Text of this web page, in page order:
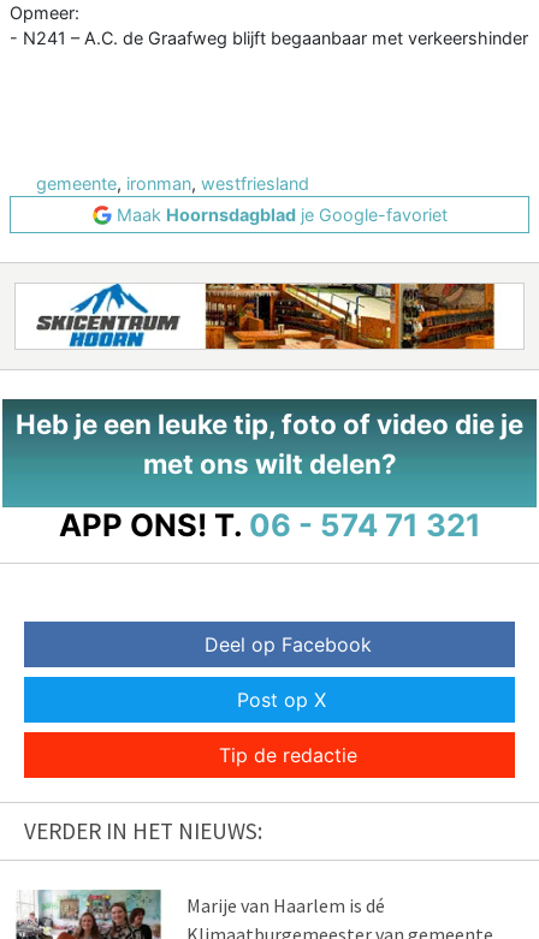
Opmeer:
- N241 – A.C. de Graafweg blijft begaanbaar met verkeershinder
gemeente, ironman, westfriesland
Maak Hoornsdagbladje Google-favoriet
Heb je een leuke tip, foto of video die je
met ons wilt delen?
APP ONS! T. 06 - 574 71 321
Deel op Facebook
Post op X
Tip de redactie
VERDER IN HET NIEUWS:
Marije van Haarlem is dé